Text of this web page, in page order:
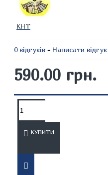
КНТ
0 відгуків - Написати відгук
590.00 грн.
КУПИТИ
ОПИС
систематичний виклад